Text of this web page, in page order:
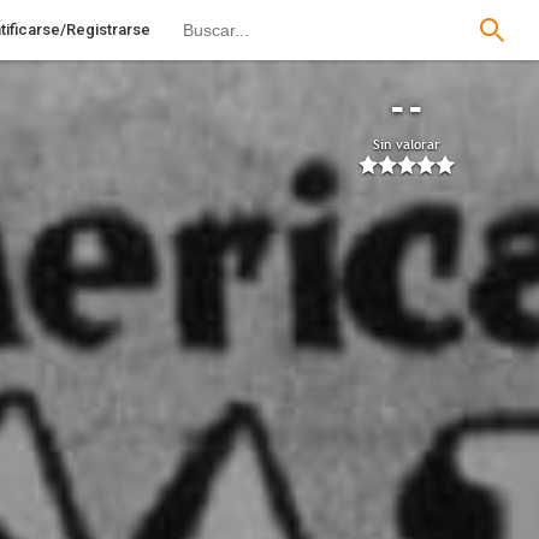
Registrarse
--
Sin valorar